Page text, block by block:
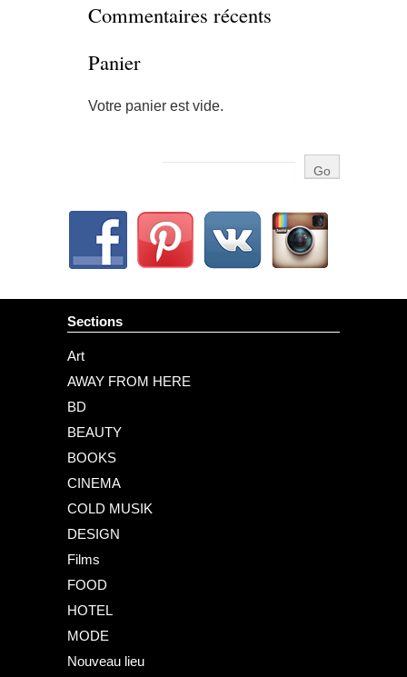
Commentaires récents
Panier
Votre panier est vide.
Sections
Art
AWAY FROM HERE
BD
BEAUTY
BOOKS
CINEMA
COLD MUSIK
DESIGN
Films
FOOD
HOTEL
MODE
Nouveau lieu